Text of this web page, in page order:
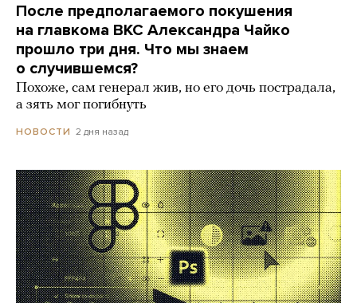
После предполагаемого покушения
на главкома ВКС Александра Чайко
прошло три дня. Что мы знаем
о случившемся?
Похоже, сам генерал жив, но его дочь пострадала,
а зять мог погибнуть
НОВОСТИ 2 дня назад